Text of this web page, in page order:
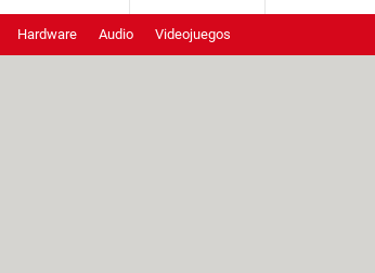
Hardware Audio Videojuegos